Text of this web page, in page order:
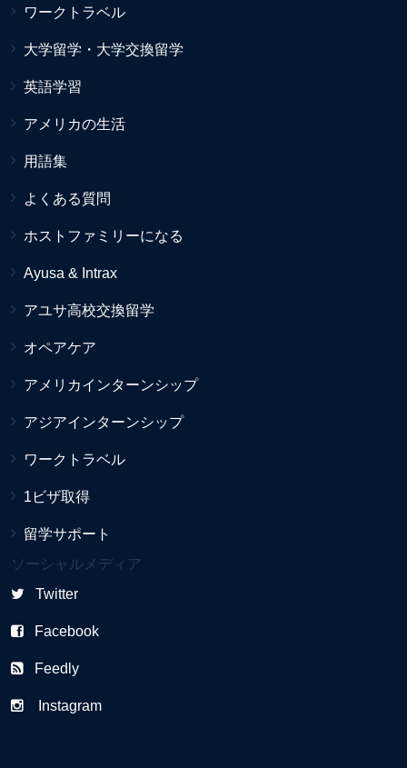
ワークトラベル
大学留学・大学交換留学
英語学習
アメリカの生活
用語集
よくある質問
ホストファミリーになる
Ayusa & Intrax
アユサ高校交換留学
オペアケア
アメリカインターンシップ
アジアインターンシップ
ワークトラベル
1ビザ取得
留学サポート
ソーシャルメディア
Twitter
Facebook
Feedly
Instagram